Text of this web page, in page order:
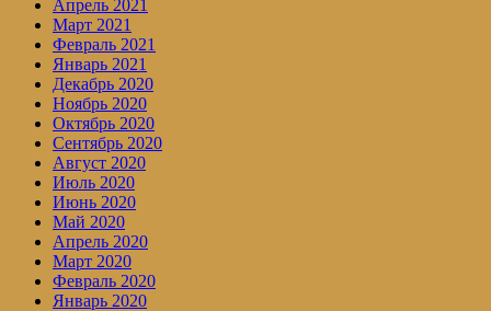
Апрель 2021
Март 2021
Февраль 2021
Январь 2021
Декабрь 2020
Ноябрь 2020
Октябрь 2020
Сентябрь 2020
Август 2020
Июль 2020
Июнь 2020
Май 2020
Апрель 2020
Март 2020
Февраль 2020
Январь 2020